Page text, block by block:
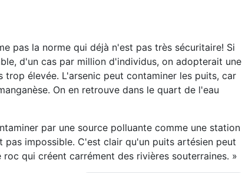
pas la norme qui déjà n'est pas très sécuritaire! Si
d'un cas par million d'individus, on adopterait une
élevée. L'arsenic peut contaminer les puits, car
On en retrouve dans le quart de l'eau
par une source polluante comme une station
impossible. C'est clair qu'un puits artésien peut
qui créent carrément des rivières souterraines. »